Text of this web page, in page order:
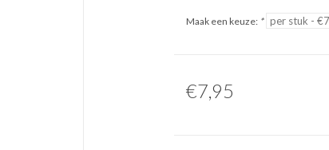
Maak een keuze: *
€7,95